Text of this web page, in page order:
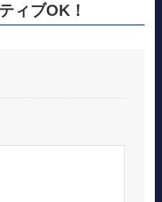
ィブOK！